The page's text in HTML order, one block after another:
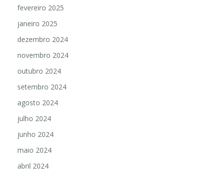
fevereiro 2025
janeiro 2025
dezembro 2024
novembro 2024
outubro 2024
setembro 2024
agosto 2024
julho 2024
junho 2024
maio 2024
abril 2024